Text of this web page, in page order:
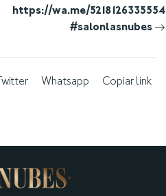
https://wa.me/5218126335554
#salonlasnubes
Twitter Whatsapp Copiar link